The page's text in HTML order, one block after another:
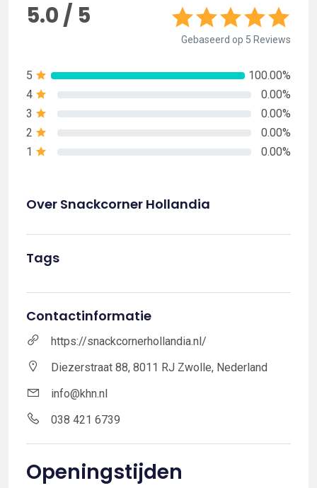
5.0 / 5
Gebaseerd op 5 Reviews
5
100.00%
4
0.00%
3
0.00%
2
0.00%
1
0.00%
Over Snackcorner Hollandia
Tags
Contactinformatie
https://snackcornerhollandia.nl/
Diezerstraat 88, 8011 RJ Zwolle, Nederland
info@khn.nl
038 421 6739
Openingstijden